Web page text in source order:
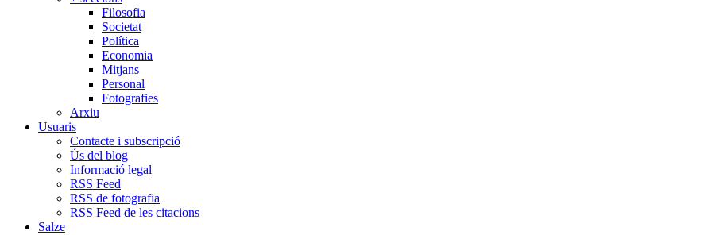
Filosofia
Societat
Política
Economia
Mitjans
Personal
Fotografies
Arxiu
Usuaris
Contacte i subscripció
Ús del blog
Informació legal
RSS Feed
RSS de fotografia
RSS Feed de les citacions
Salze